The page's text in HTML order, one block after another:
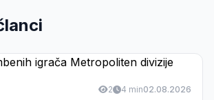
2 4 min02.08.2026